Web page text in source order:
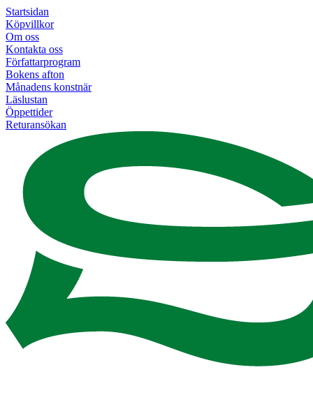
Startsidan
Köpvillkor
Om oss
Kontakta oss
Författarprogram
Bokens afton
Månadens konstnär
Läslustan
Öppettider
Returansökan